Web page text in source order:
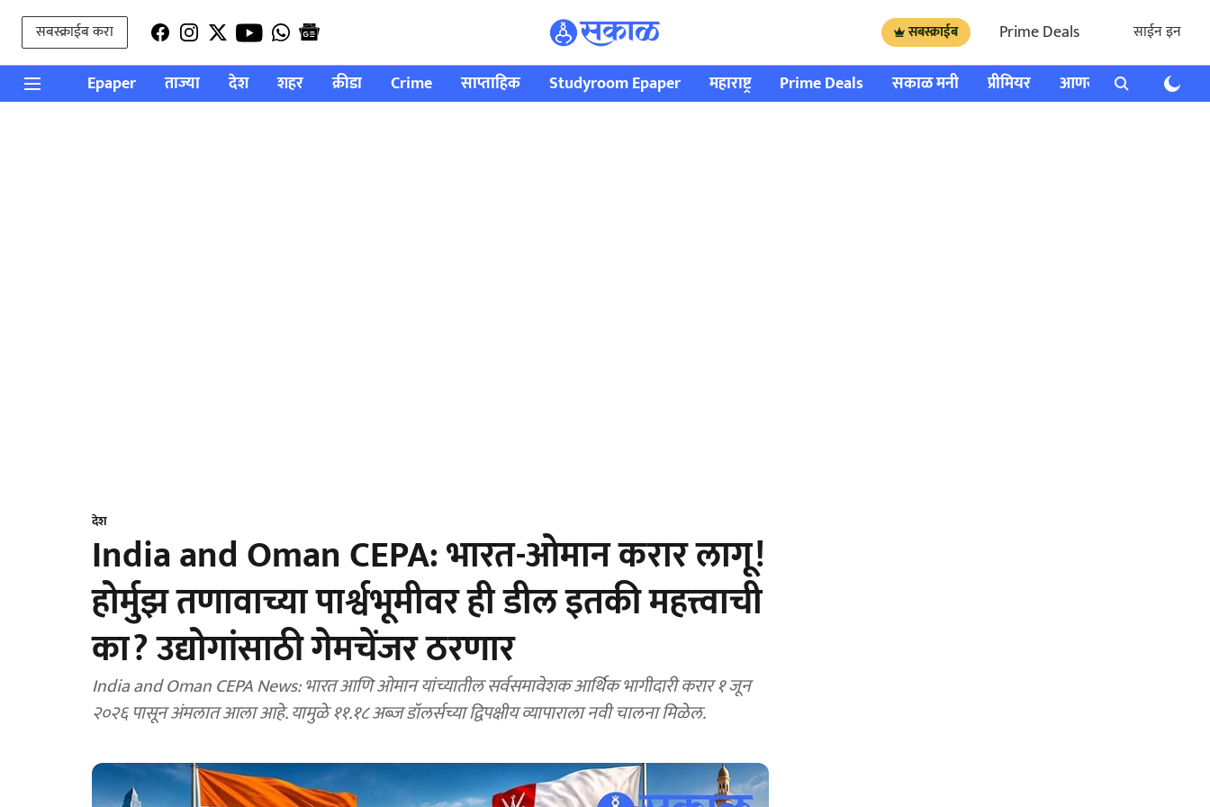
सबस्क्राईब करा सबस्क्राईब Prime Deals साईन इन
Epaper ताज्या देश शहर क्रीडा Crime साप्ताहिक Studyroom Epaper महाराष्ट्र Prime Deals सकाळ मनी प्रीमियर आणखी राशी भविष्य
देश
India and Oman CEPA: भारत-ओमान करार लागू!
होर्मुझ तणावाच्या पार्श्वभूमीवर ही डील इतकी महत्त्वाची
का? उद्योगांसाठी गेमचेंजर ठरणार
India and Oman CEPA News: भारत आणि ओमान यांच्यातील सर्वसमावेशक आर्थिक भागीदारी करार १ जून
२०२६ पासून अंमलात आला आहे. यामुळे ११.१८ अब्ज डॉलर्सच्या द्विपक्षीय व्यापाराला नवी चालना मिळेल.